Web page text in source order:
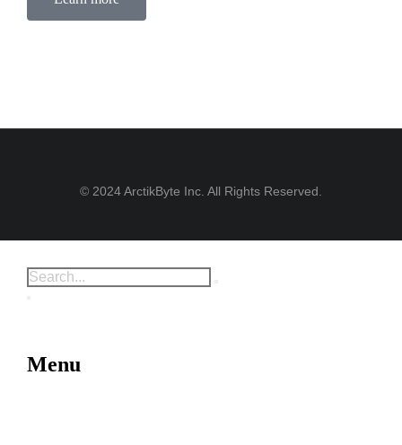
© 2024 ArctikByte Inc. All Rights Reserved.
Menu